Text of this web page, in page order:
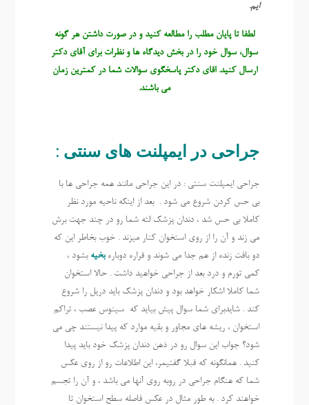
ایم.
لطفا تا پایان مطلب را مطالعه کنید و در صورت داشتن هر گونه
سوال، سوال خود را در بخش دیدگاه ها و نظرات برای آقای دکتر
ارسال کنید. اقای دکتر پاسخگوی سوالات شما در کمترین زمان
می باشند.
جراحی در ایمپلنت های سنتی :
جراحی ایمپلنت سنتی : در این جراحی مانند همه جراحی ها با
بی حس کردن شروع می شود . بعد از اینکه ناحیه مورد نظر
کاملا بی حس شد ، دندان پزشک لثه شما رو در چند جهت برش
می زند و آن را از روی استخوان کنار میزند . خوب بخاطر این که
دو بافت زنده از هم جدا می شوند و قراره دوباره بخیه بشود ،
کمی تورم و درد بعد از جراحی خواهید داشت . حالا استخوان
شما کاملا اشکار خواهد بود و دندان پزشک باید دریل را شروع
کند . شایدبرای شما سوال پیش بیاید که سینوس عصب ، تراکم
استخوان ، ریشه های مجاور و بقیه موارد که پیدا نیستند چی می
شود؟ جواب این سوال رو در ذهن دندان پزشک خود باید پیدا
کنید . همانگونه که قبلا گفتیمر، این اطلاعات رو از روی عکس
شما که هنگام جراحی در روبه روی آنها می باشد ، و آن را تجسم
خواهند کرد . به طور مثال در عکس فاصله سطح استخوان تا